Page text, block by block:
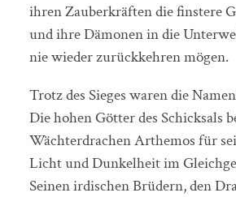
ihren Zauberkräften die finstere
und ihre Dämonen in die
nie wieder zurückkehren mögen.
Trotz des Sieges waren die
Die hohen Götter des Schicksals
Wächterdrachen Arthemos für
Licht und Dunkelheit im
Seinen irdischen Brüdern, den